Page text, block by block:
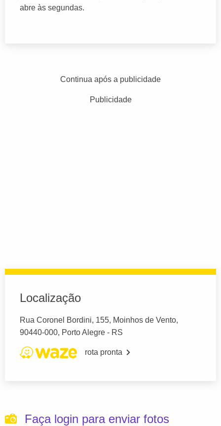
abre às segundas.
Continua após a publicidade
Publicidade
Localização
Rua Coronel Bordini, 155, Moinhos de Vento,
90440-000, Porto Alegre - RS
rota pronta
Faça login para enviar fotos